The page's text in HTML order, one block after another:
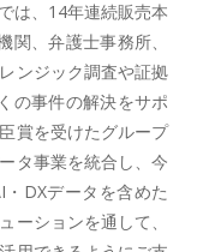
は、14年連続販売本
、弁護士事務所、
ンジック調査や証拠
の事件の解決をサポ
賞を受けたグループ
タ事業を統合し、今
DXデータを含めた
ーションを通して、